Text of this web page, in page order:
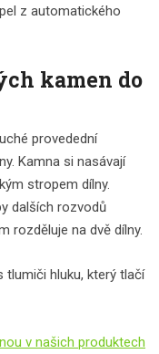
z automatického
kamen do
provedední
Kamna si nasávají
stropem dílny.
dalších rozvodů
rozděluje na dvě dílny.
tlumiči hluku, který tlačí
v našich produktech